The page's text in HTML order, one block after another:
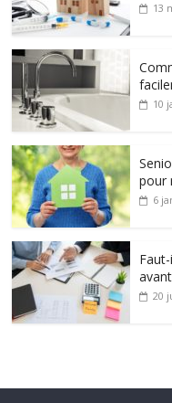
13
10
pour
6
20